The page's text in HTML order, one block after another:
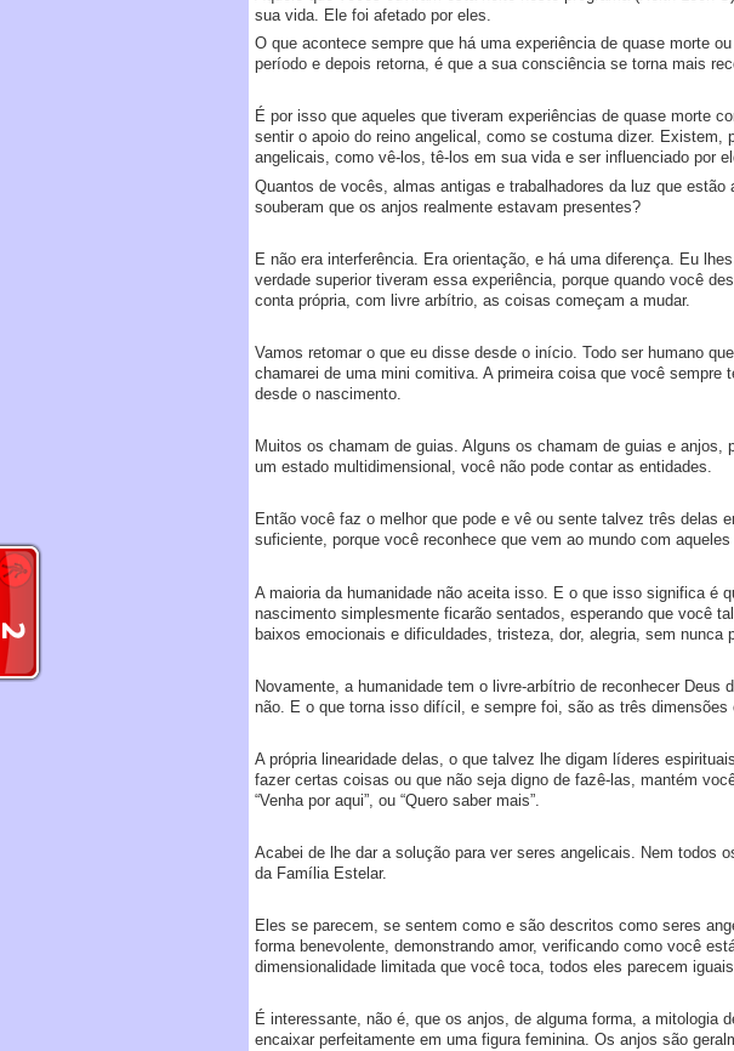
sua vida. Ele foi afetado por eles.
O que acontece sempre que há uma experiência de quase morte
período e depois retorna, é que a sua consciência se torna mais
É por isso que aqueles que tiveram experiências de quase morte
sentir o apoio do reino angelical, como se costuma dizer. Existem,
angelicais, como vê-los, tê-los em sua vida e ser influenciado por
Quantos de vocês, almas antigas e trabalhadores da luz que
souberam que os anjos realmente estavam presentes?
E não era interferência. Era orientação, e há uma diferença. Eu
verdade superior tiveram essa experiência, porque quando você
conta própria, com livre arbítrio, as coisas começam a mudar.
Vamos retomar o que eu disse desde o início. Todo ser humano
chamarei de uma mini comitiva. A primeira coisa que você sempre
desde o nascimento.
Muitos os chamam de guias. Alguns os chamam de guias e
um estado multidimensional, você não pode contar as entidades.
Então você faz o melhor que pode e vê ou sente talvez três delas
suficiente, porque você reconhece que vem ao mundo com
A maioria da humanidade não aceita isso. E o que isso significa é
nascimento simplesmente ficarão sentados, esperando que você
baixos emocionais e dificuldades, tristeza, dor, alegria, sem nunca
Novamente, a humanidade tem o livre-arbítrio de reconhecer
não. E o que torna isso difícil, e sempre foi, são as três dimensões
A própria linearidade delas, o que talvez lhe digam líderes
fazer certas coisas ou que não seja digno de fazê-las, mantém
“Venha por aqui”, ou “Quero saber mais”.
Acabei de lhe dar a solução para ver seres angelicais. Nem
da Família Estelar.
Eles se parecem, se sentem como e são descritos como seres
forma benevolente, demonstrando amor, verificando como você
dimensionalidade limitada que você toca, todos eles parecem
É interessante, não é, que os anjos, de alguma forma, a mitologia
encaixar perfeitamente em uma figura feminina. Os anjos são